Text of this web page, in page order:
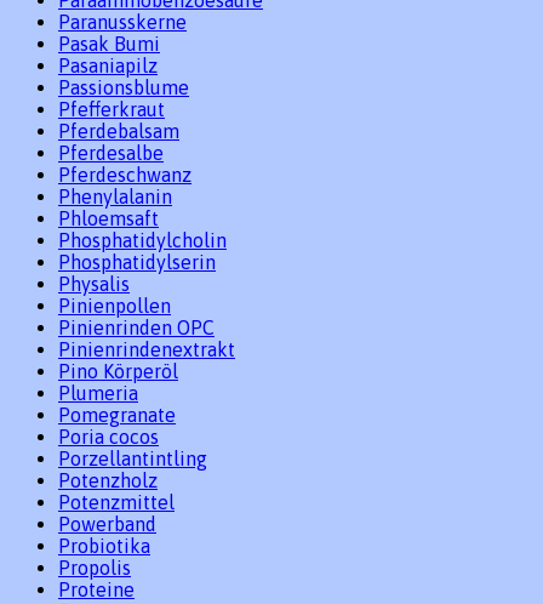
Paranusskerne
Pasak Bumi
Pasaniapilz
Passionsblume
Pfefferkraut
Pferdebalsam
Pferdesalbe
Pferdeschwanz
Phenylalanin
Phloemsaft
Phosphatidylcholin
Phosphatidylserin
Physalis
Pinienpollen
Pinienrinden OPC
Pinienrindenextrakt
Pino Körperöl
Plumeria
Pomegranate
Poria cocos
Porzellantintling
Potenzholz
Potenzmittel
Powerband
Probiotika
Propolis
Proteine